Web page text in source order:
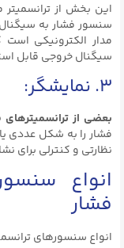
این بخش از
سنسور فشار به
مدار الکترونیکی
سیگنال خروجی قابل
۳. نمایشگر:
بعضی از ترانسمیترهای
فشار را به شکل عددی
نظارتی و کنترلی برای
انواع
فشار
انواع سنسورهای